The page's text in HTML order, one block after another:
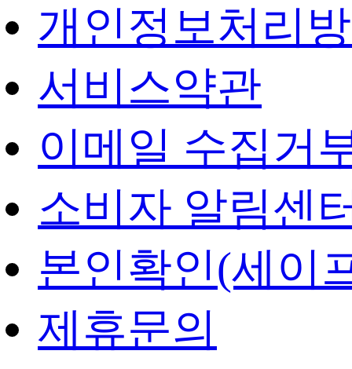
개인정보처리
서비스약관
이메일 수집거
소비자 알림센
본인확인(세이
제휴문의